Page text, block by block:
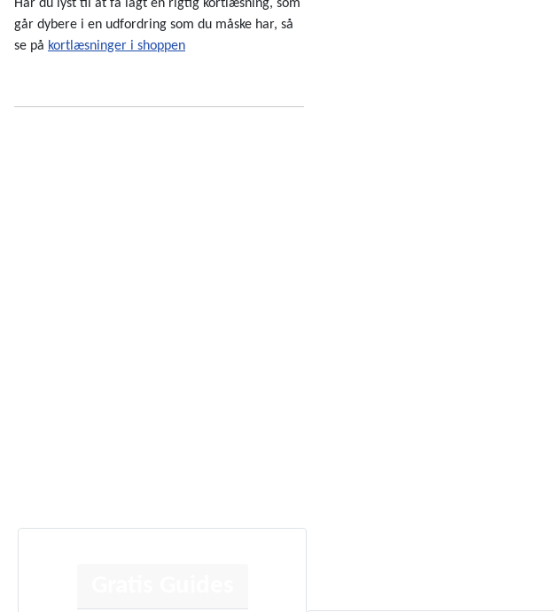
Har du lyst til at få lagt en rigtig kortlæsning, som
går dybere i en udfordring som du måske har, så
se på kortlæsninger i shoppen